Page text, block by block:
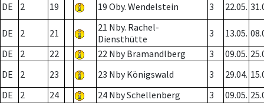
DE
2 19 19 Oby. Wendelstein 3 22.05.
DE 2 21
21 Nby. Rachel-
Diensthütte
3 13.05.
DE
2 22 22 Nby Bramandlberg 3 09.05.
DE
2 23 23 Nby Königswald 3 29.04.
DE
2 24 24 Nby Schellenberg 3 09.05.